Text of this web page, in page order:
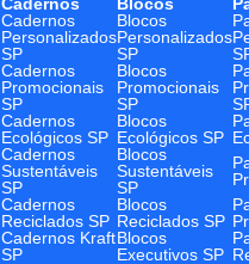
Cadernos
Personalizados
SP
Blocos
Personalizados
SP
Cadernos
Promocionais
SP
Blocos
Promocionais
SP
Cadernos
Ecológicos SP
Blocos
Ecológicos SP
Cadernos
Sustentáveis
SP
Blocos
Sustentáveis
SP
Cadernos
Reciclados SP
Blocos
Reciclados SP
Cadernos Kraft
SP
Blocos
Executivos SP